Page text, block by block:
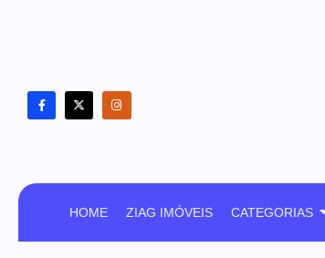
HOME ZIAG IMÓVEIS CATEGORIAS